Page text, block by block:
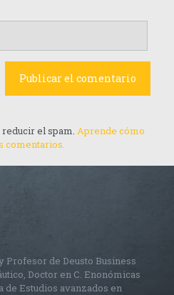
el spam. Aprende cómo
comentarios.
Profesor de Deusto Business
Doctor en C. Enonómicas
Estudios avanzados en